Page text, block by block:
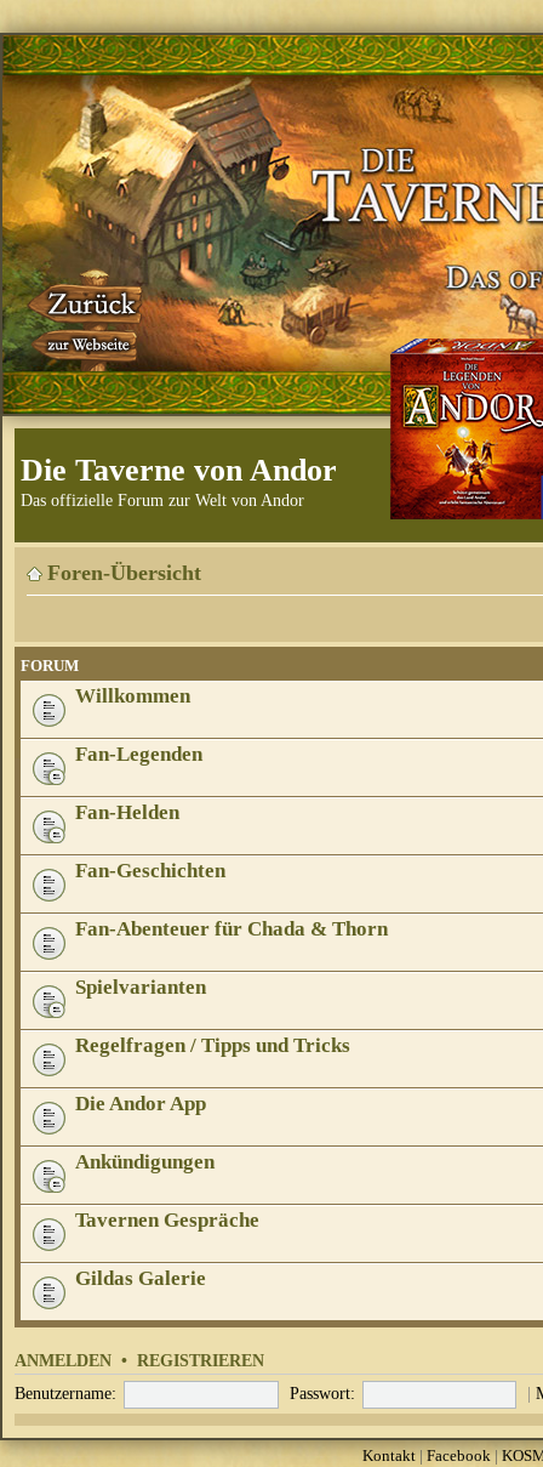
Die Taverne von Andor
Das offizielle Forum zur Welt von Andor
Foren-Übersicht
FORUM
Willkommen
Fan-Legenden
Fan-Helden
Fan-Geschichten
Fan-Abenteuer für Chada & Thorn
Spielvarianten
Regelfragen / Tipps und Tricks
Die Andor App
Ankündigungen
Tavernen Gespräche
Gildas Galerie
ANMELDEN • REGISTRIEREN
Benutzername: Passwort: |
Kontakt| Facebook|